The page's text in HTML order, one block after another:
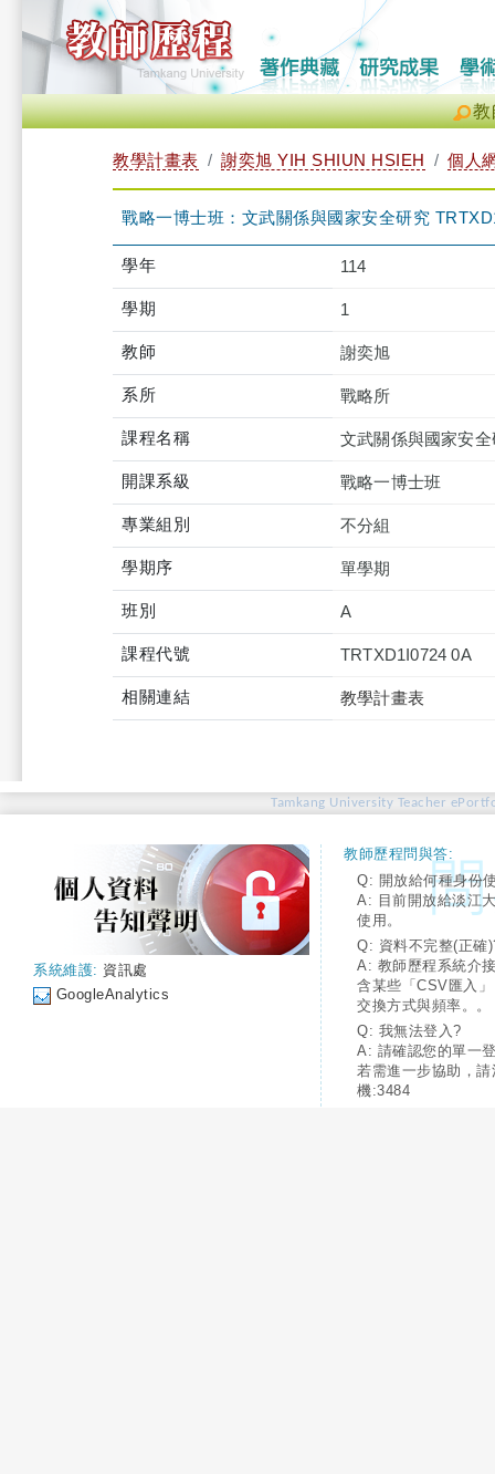
教
教學計畫表 謝奕旭 YIH SHIUN HSIEH 個人
戰略一博士班：文武關係與國家安全研究
學年 114
學期 1
教師 謝奕旭
系所 戰略所
課程名稱 文武關係與國家安全
開課系級 戰略一博士班
專業組別 不分組
學期序 單學期
班別 A
課程代號 TRTXD1I0724 0A
相關連結 教學計畫表
Tamkang University Teacher
系統維護: 資訊處
GoogleAnalytics
教師歷程問與答:
Q: 開放給何種身份
A: 目前開放給淡江
使用。
Q: 資料不完整(正確
A: 教師歷程系統介
含某些「CSV匯入
交換方式與頻率。。
Q: 我無法登入?
A: 請確認您的單一
若需進一步協助，
機:3484